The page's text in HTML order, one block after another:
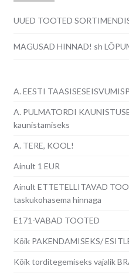
UUED TOOTED
MAGUSAD HINNAD! sh
A. EESTI
A. PULMATORDI
kaunistamiseks
A. TERE, KOOL!
Ainult 1 EUR
Ainult ETTETELLITAVAD
taskukohasema hinnaga
E171-VABAD TOOTED
Kõik PAKENDAMISEKS/
Kõik torditegemiseks vajalik